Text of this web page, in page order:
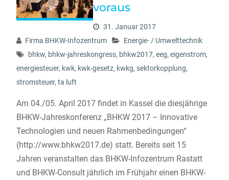
voraus
31. Januar 2017
Firma BHKW-Infozentrum
Energie- / Umwelttechnik
bhkw, bhkw-jahreskongress, bhkw2017, eeg, eigenstrom,
energiesteuer, kwk, kwk-gesetz, kwkg, sektorkopplung,
stromsteuer, ta luft
Am 04./05. April 2017 findet in Kassel die diesjährige
BHKW-Jahreskonferenz „BHKW 2017 – Innovative
Technologien und neuen Rahmenbedingungen“
(http://www.bhkw2017.de) statt. Bereits seit 15
Jahren veranstalten das BHKW-Infozentrum Rastatt
und BHKW-Consult jährlich im Frühjahr einen BHKW-